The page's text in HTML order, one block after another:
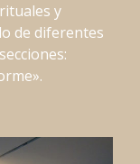
y
de diferentes